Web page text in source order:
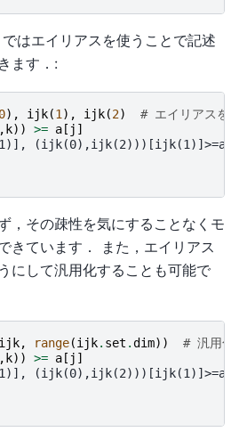
はエイリアスを使うことで記述
ます．:
0), ijk(1 ), ijk(2)
# エイリアスを
,k)) >= a[ j ]
，その疎性を気にすることなくモ
きています． また，エイリアス
にして汎用化することも可能で
ijk, range(ijk. set .dim))
# 汎用化
, k)) >= a [ j ]